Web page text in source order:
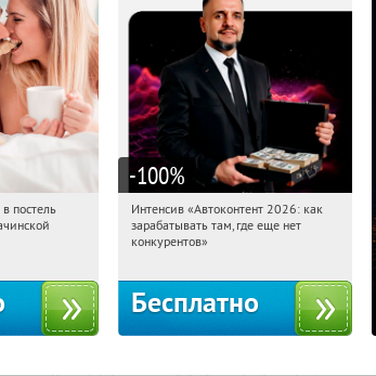
Получили:
постель
-100%
09:53:10 Получили:
Россия
Интенсив «Автоконтент 2026: как
зарабатывать там, где еще нет
конкурентов»
Бесплатно